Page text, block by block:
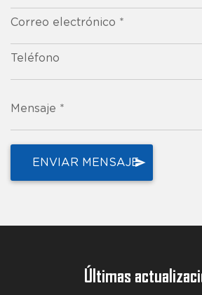
Correo electrónico *
Teléfono
Mensaje *
Últimas